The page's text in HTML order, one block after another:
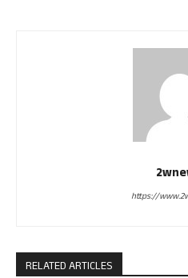
https://
RELATED ARTICLES